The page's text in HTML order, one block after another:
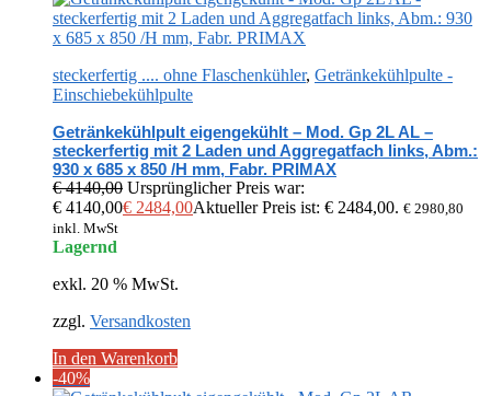
steckerfertig .... ohne Flaschenkühler, Getränkekühlpulte -
Einschiebekühlpulte
Getränkekühlpult eigengekühlt – Mod. Gp 2L AL –
steckerfertig mit 2 Laden und Aggregatfach links, Abm.:
930 x 685 x 850 /H mm, Fabr. PRIMAX
€4140,00 Ursprünglicher Preis war:
€ 4140,00€ 2484,00Aktueller Preis ist: € 2484,00. € 2980,80
inkl. MwSt
Lagernd
exkl. 20 % MwSt.
zzgl. Versandkosten
In den Warenkorb
-40%